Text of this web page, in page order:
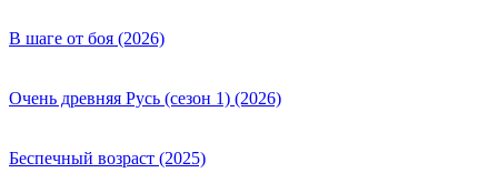
В шаге от боя (2026)
Очень древняя Русь (сезон 1) (2026)
Беспечный возраст (2025)